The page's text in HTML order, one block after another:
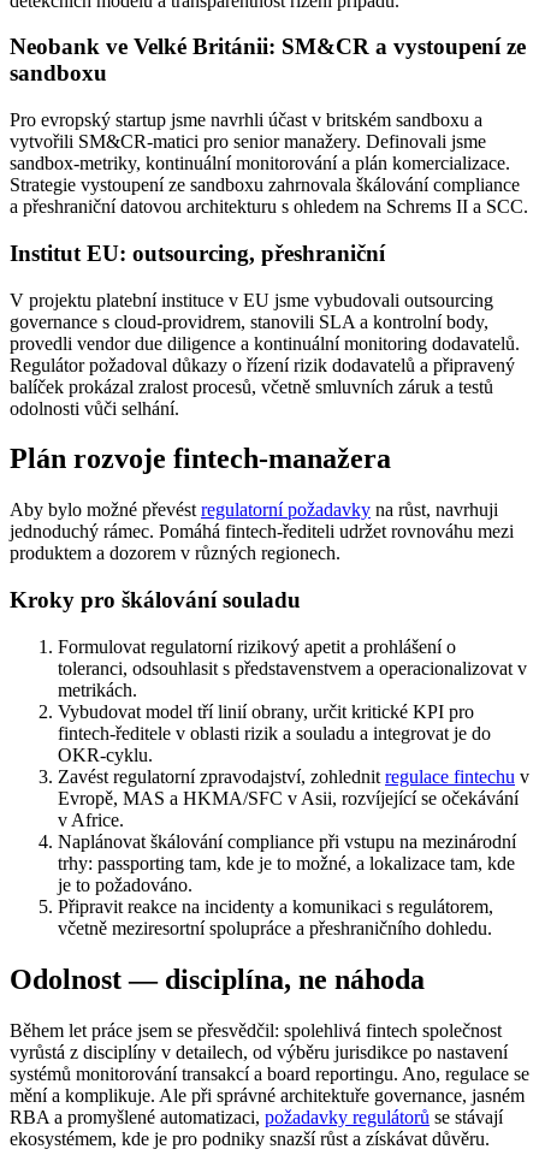
Neobank ve Velké Británii: SM&CR a vystoupení ze
sandboxu
Pro evropský startup jsme navrhli účast v britském sandboxu a
vytvořili SM&CR‑matici pro senior manažery. Definovali jsme
sandbox‑metriky, kontinuální monitorování a plán komercializace.
Strategie vystoupení ze sandboxu zahrnovala škálování compliance
a přeshraniční datovou architekturu s ohledem na Schrems II a SCC.
Institut EU: outsourcing, přeshraniční
V projektu platební instituce v EU jsme vybudovali outsourcing
governance s cloud‑providrem, stanovili SLA a kontrolní body,
provedli vendor due diligence a kontinuální monitoring dodavatelů.
Regulátor požadoval důkazy o řízení rizik dodavatelů a připravený
balíček prokázal zralost procesů, včetně smluvních záruk a testů
odolnosti vůči selhání.
Plán rozvoje fintech‑manažera
Aby bylo možné převést regulatorní požadavky na růst, navrhuji
jednoduchý rámec. Pomáhá fintech‑řediteli udržet rovnováhu mezi
produktem a dozorem v různých regionech.
Kroky pro škálování souladu
Formulovat regulatorní rizikový apetit a prohlášení o
toleranci, odsouhlasit s představenstvem a operacionalizovat v
metrikách.
Vybudovat model tří linií obrany, určit kritické KPI pro
fintech‑ředitele v oblasti rizik a souladu a integrovat je do
OKR‑cyklu.
Zavést regulatorní zpravodajství, zohlednit regulace fintechu v
Evropě, MAS a HKMA/SFC v Asii, rozvíjející se očekávání
v Africe.
Naplánovat škálování compliance při vstupu na mezinárodní
trhy: passporting tam, kde je to možné, a lokalizace tam, kde
je to požadováno.
Připravit reakce na incidenty a komunikaci s regulátorem,
včetně meziresortní spolupráce a přeshraničního dohledu.
Odolnost — disciplína, ne náhoda
Během let práce jsem se přesvědčil: spolehlivá fintech společnost
vyrůstá z disciplíny v detailech, od výběru jurisdikce po nastavení
systémů monitorování transakcí a board reportingu. Ano, regulace se
mění a komplikuje. Ale při správné architektuře governance, jasném
RBA a promyšlené automatizaci, požadavky regulátorů se stávají
ekosystémem, kde je pro podniky snazší růst a získávat důvěru.